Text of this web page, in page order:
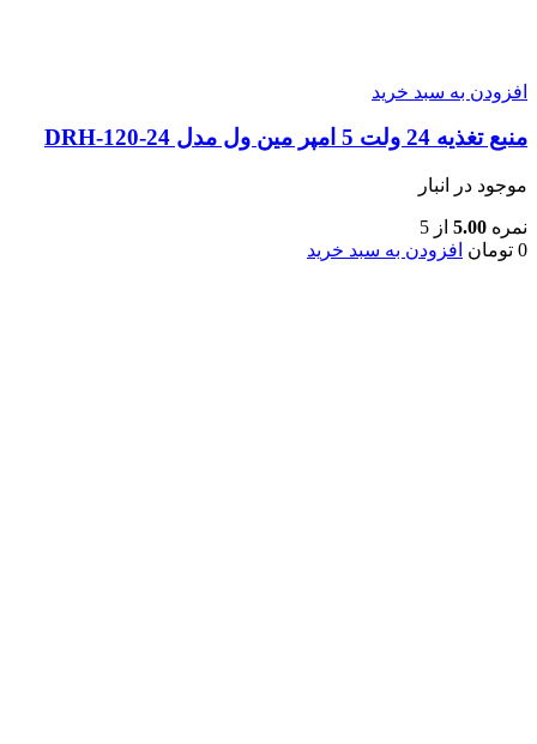
افزودن به سبد خرید
منبع تغذیه 24 ولت 5 امپر مین ول مدل DRH-120-24
موجود در انبار
نمره 5.00 از 5
0 تومان افزودن به سبد خرید